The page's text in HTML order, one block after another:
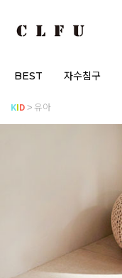
BEST 자수침구
KID 유아